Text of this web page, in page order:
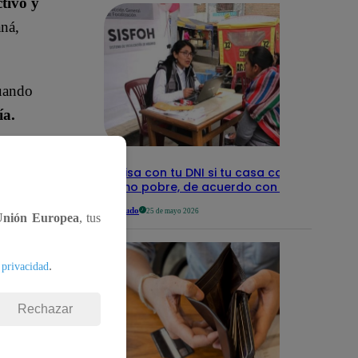
Revisa con tu DNI si tu casa califica
como pobre, de acuerdo con el Sisfoh
Te ayudo 25 de mayo 2026
Europea, tus
.
Rechazar